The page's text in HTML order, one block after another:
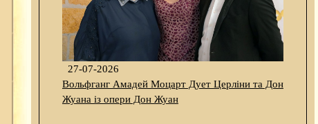
27-07-2026
Вольфганг Амадей Моцарт Дует Церліни та Дон
Жуана із опери Дон Жуан